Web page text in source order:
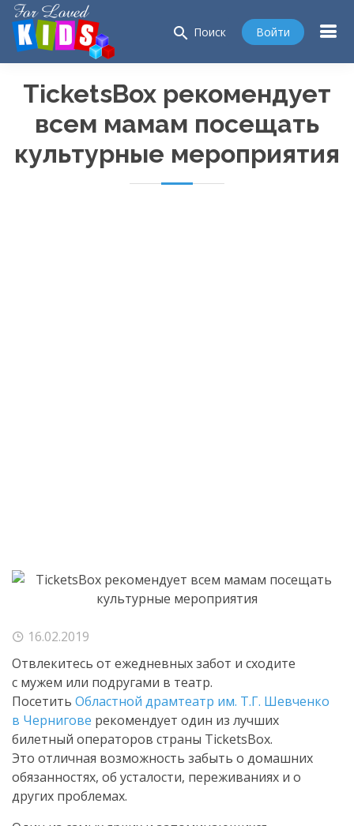
search Поиск Войти
TicketsBox рекомендует
всем мамам посещать
культурные мероприятия
16.02.2019
Отвлекитесь от ежедневных забот и сходите
с мужем или подругами в театр.
Посетить Областной драмтеатр им. Т.Г. Шевченко
в Чернигове рекомендует один из лучших
билетный операторов страны TicketsBox.
Это отличная возможность забыть о домашних
обязанностях, об усталости, переживаниях и о
других проблемах.